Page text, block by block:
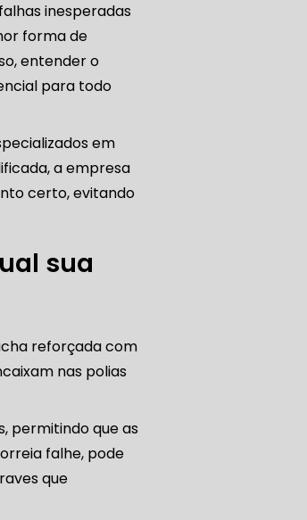
RANGE ROVER
TENSOR
inesperadas
forma de
entender o
para todo
em
a empresa
certo, evitando
sua
reforçada com
nas polias
permitindo que as
falhe, pode
que